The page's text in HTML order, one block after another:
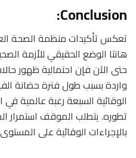
Conclusion:
تعكس تأكيدات منظمة الصحة
هانتا الوضع الحقيقي للأزمة
حتى الآن فإن احتمالية ظهور
واردة بسبب طول فترة حضانة
الوقائية السبعة رغبة عالمية
تطوره. يتطلب الموقف استمرار
بالإجراءات الوقائية على